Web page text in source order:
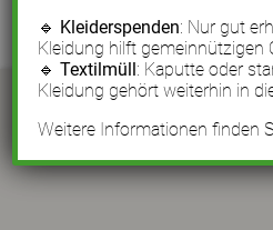
🔹 Kleiderspenden: Nur gut
Kleidung hilft gemeinnützigen
🔹Textilmüll: Kaputte oder
Kleidung gehört weiterhin in
Weitere Informationen finden